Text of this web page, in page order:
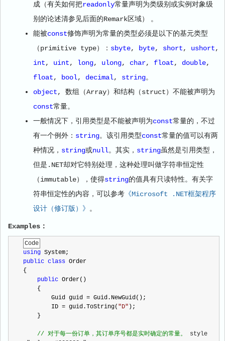
成（有关如何把readonly常量声明为类级别或实例对象级
别的论述清参见后面的Remark区域）
。
能被const修饰声明为常量的类型必须是以下的基元类型
（primitive type）： sbyte, byte, short, ushort,
int, uint, long, ulong, char, float, double,
float, bool, decimal, string。
object, 数组（Array）和结构（struct）不能被声明为
const常量。
一般情况下，引用类型是不能被声明为const常量的，不过
有一个例外： string。该引用类型const常量的值可以有两
种情况， string或null。其实， string虽然是引用类型，
但是.NET却对它特别处理，这种处理叫做字符串恒定性
（immutable），使得string的值具有只读特性。有关字
符串恒定性的内容，可以参考 《Microsoft .NET框架程序
设计（修订版）》 。
Examples：
Code
using System;
public class Order
{
public Order()
    {
        Guid guid
= Guid.NewGuid();
        ID
= guid.ToString( "D" );
    }
// 对于每一份订单，其订单序号都是实时确定的常量。
style